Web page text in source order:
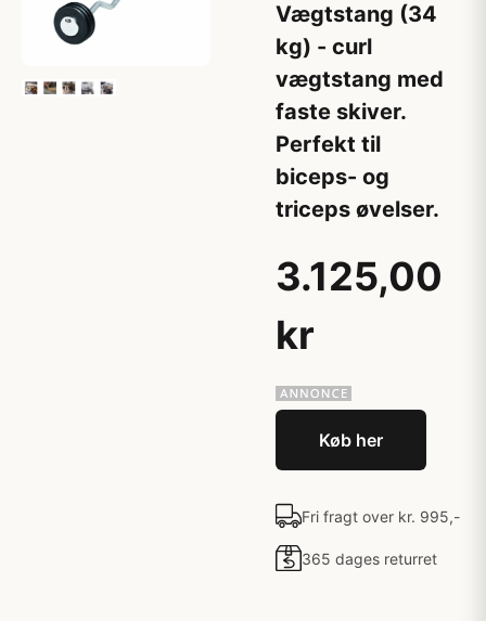
Vægtstang (34
kg) - curl
vægtstang med
faste skiver.
Perfekt til
biceps- og
triceps øvelser.
3.125,00
kr
Køb her
Fri fragt over kr. 995,-
365 dages returret